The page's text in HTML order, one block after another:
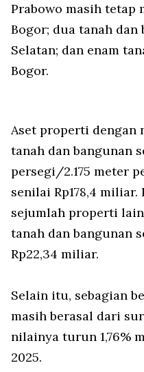
Prabowo masih tetap
Bogor; dua tanah dan
Selatan; dan enam
Bogor.
Aset properti dengan
tanah dan bangunan
persegi/2.175 meter
senilai Rp178,4
sejumlah properti
tanah dan bangunan
Rp22,34 miliar.
Selain itu, sebagian
masih berasal dari
nilainya turun 1,76%
2025.